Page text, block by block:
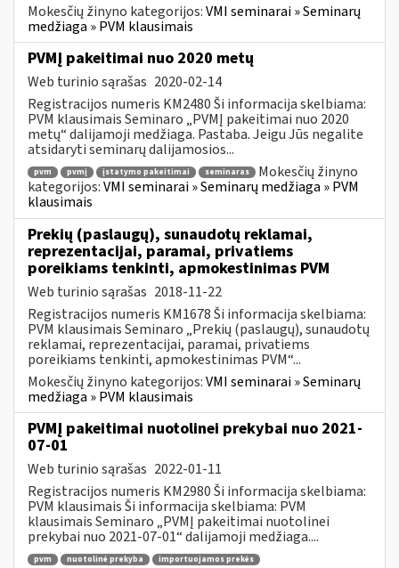
Mokesčių žinyno kategorijos:VMI seminarai » Seminarų
medžiaga » PVM klausimais
PVMĮ pakeitimai nuo 2020 metų
Web turinio sąrašas 2020-02-14
Registracijos numeris KM2480 Ši informacija skelbiama:
PVM klausimais Seminaro „PVMĮ pakeitimai nuo 2020
metų“ dalijamoji medžiaga. Pastaba. Jeigu Jūs negalite
atsidaryti seminarų dalijamosios...
pvm pvmį įstatymo pakeitimai seminaras
Mokesčių žinyno
kategorijos:VMI seminarai » Seminarų medžiaga » PVM
klausimais
Prekių (paslaugų), sunaudotų reklamai,
reprezentacijai, paramai, privatiems
poreikiams tenkinti, apmokestinimas PVM
Web turinio sąrašas 2018-11-22
Registracijos numeris KM1678 Ši informacija skelbiama:
PVM klausimais Seminaro „Prekių (paslaugų), sunaudotų
reklamai, reprezentacijai, paramai, privatiems
poreikiams tenkinti, apmokestinimas PVM“...
Mokesčių žinyno kategorijos:VMI seminarai » Seminarų
medžiaga » PVM klausimais
PVMĮ pakeitimai nuotolinei prekybai nuo 2021-
07-01
Web turinio sąrašas 2022-01-11
Registracijos numeris KM2980 Ši informacija skelbiama:
PVM klausimais Ši informacija skelbiama: PVM
klausimais Seminaro „PVMĮ pakeitimai nuotolinei
prekybai nuo 2021-07-01“ dalijamoji medžiaga....
pvm nuotolinė prekyba
importuojamos prekės